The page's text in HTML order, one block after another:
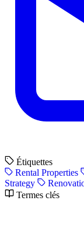
Étiquettes
Rental Properties
Strategy
Termes clés